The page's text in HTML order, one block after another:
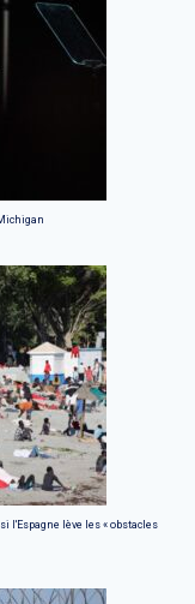
l'Espagne lève les « obstacles